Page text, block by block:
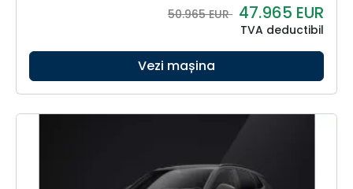
50.965 EUR 47.965 EUR
TVA deductibil
Vezi mașina